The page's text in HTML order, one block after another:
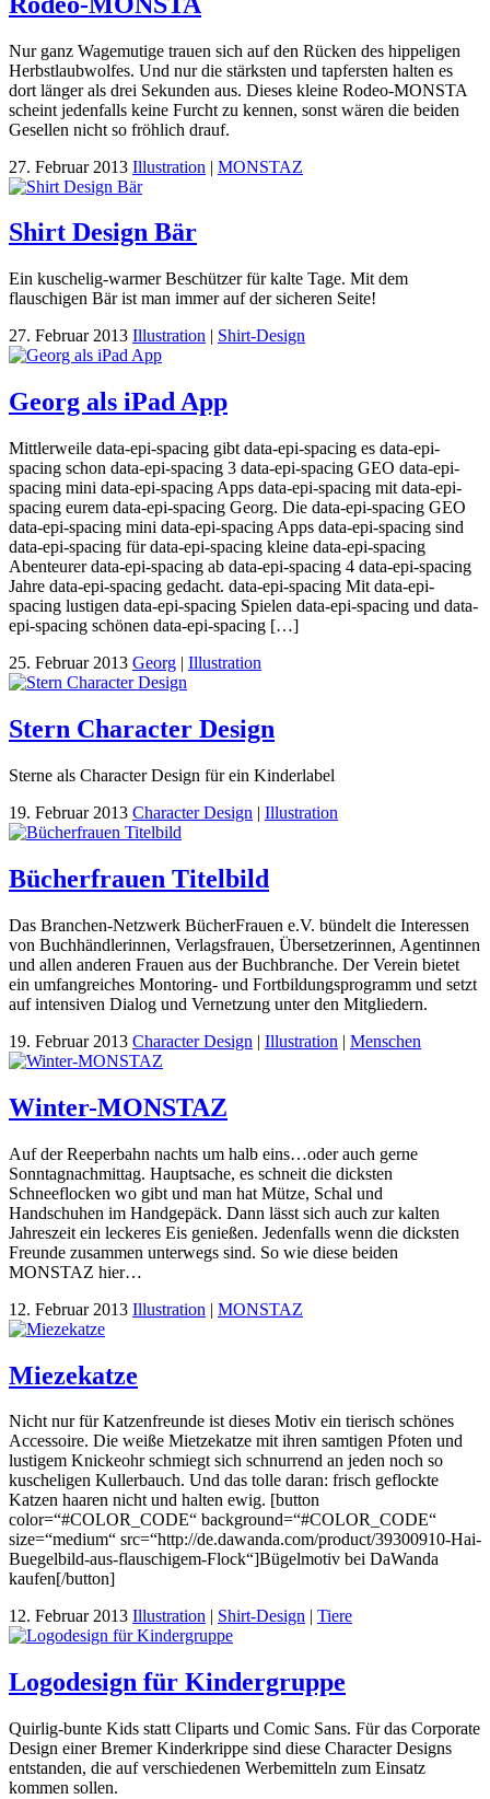
Nur ganz Wagemutige trauen sich auf den Rücken des hippeligen
Herbstlaubwolfes. Und nur die stärksten und tapfersten halten es
dort länger als drei Sekunden aus. Dieses kleine Rodeo-MONSTA
scheint jedenfalls keine Furcht zu kennen, sonst wären die beiden
Gesellen nicht so fröhlich drauf.
27. Februar 2013 Illustration | MONSTAZ
Shirt Design Bär
Ein kuschelig-warmer Beschützer für kalte Tage. Mit dem
flauschigen Bär ist man immer auf der sicheren Seite!
27. Februar 2013 Illustration | Shirt-Design
Georg als iPad App
Mittlerweile data-epi-spacing gibt data-epi-spacing es data-epi-
spacing schon data-epi-spacing 3 data-epi-spacing GEO data-epi-
spacing mini data-epi-spacing Apps data-epi-spacing mit data-epi-
spacing eurem data-epi-spacing Georg. Die data-epi-spacing GEO
data-epi-spacing mini data-epi-spacing Apps data-epi-spacing sind
data-epi-spacing für data-epi-spacing kleine data-epi-spacing
Abenteurer data-epi-spacing ab data-epi-spacing 4 data-epi-spacing
Jahre data-epi-spacing gedacht. data-epi-spacing Mit data-epi-
spacing lustigen data-epi-spacing Spielen data-epi-spacing und data-
epi-spacing schönen data-epi-spacing […]
25. Februar 2013 Georg | Illustration
Stern Character Design
Sterne als Character Design für ein Kinderlabel
19. Februar 2013 Character Design | Illustration
Bücherfrauen Titelbild
Das Branchen-Netzwerk BücherFrauen e.V. bündelt die Interessen
von Buchhändlerinnen, Verlagsfrauen, Übersetzerinnen, Agentinnen
und allen anderen Frauen aus der Buchbranche. Der Verein bietet
ein umfangreiches Montoring- und Fortbildungsprogramm und setzt
auf intensiven Dialog und Vernetzung unter den Mitgliedern.
19. Februar 2013 Character Design | Illustration | Menschen
Winter-MONSTAZ
Auf der Reeperbahn nachts um halb eins…oder auch gerne
Sonntagnachmittag. Hauptsache, es schneit die dicksten
Schneeflocken wo gibt und man hat Mütze, Schal und
Handschuhen im Handgepäck. Dann lässt sich auch zur kalten
Jahreszeit ein leckeres Eis genießen. Jedenfalls wenn die dicksten
Freunde zusammen unterwegs sind. So wie diese beiden
MONSTAZ hier…
12. Februar 2013 Illustration | MONSTAZ
Miezekatze
Nicht nur für Katzenfreunde ist dieses Motiv ein tierisch schönes
Accessoire. Die weiße Mietzekatze mit ihren samtigen Pfoten und
lustigem Knickeohr schmiegt sich schnurrend an jeden noch so
kuscheligen Kullerbauch. Und das tolle daran: frisch geflockte
Katzen haaren nicht und halten ewig. [button
color=“#COLOR_CODE“ background=“#COLOR_CODE“
size=“medium“ src=“http://de.dawanda.com/product/39300910-Hai-
Buegelbild-aus-flauschigem-Flock“]Bügelmotiv bei DaWanda
kaufen[/button]
12. Februar 2013 Illustration | Shirt-Design | Tiere
Logodesign für Kindergruppe
Quirlig-bunte Kids statt Cliparts und Comic Sans. Für das Corporate
Design einer Bremer Kinderkrippe sind diese Character Designs
entstanden, die auf verschiedenen Werbemitteln zum Einsatz
kommen sollen.